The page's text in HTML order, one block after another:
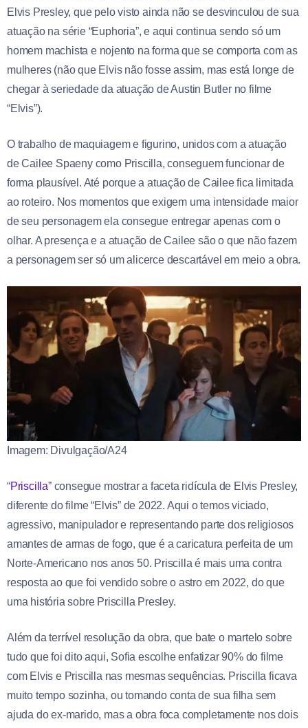
Elvis Presley, que pelo visto ainda não se desvinculou de sua
atuação na série “Euphoria”, e aqui continua sendo só um
homem machista e nojento na forma que se comporta com as
mulheres (não que Elvis não fosse assim, mas está longe de
chegar à seriedade da atuação de Austin Butler no filme
“Elvis”).
O trabalho de maquiagem e figurino, unidos com a atuação
de Cailee Spaeny como Priscilla, conseguem funcionar de
forma plausível. Até porque a atuação de Cailee fica limitada
ao roteiro. Nos momentos que exigem uma intensidade maior
de seu personagem ela consegue entregar apenas com o
olhar. A presença e a atuação de Cailee são o que não fazem
a personagem ser só um alicerce descartável em meio a obra.
Imagem: Divulgação/A24
“Priscilla” consegue mostrar a faceta ridícula de Elvis Presley,
diferente do filme “Elvis” de 2022. Aqui o temos viciado,
agressivo, manipulador e representando parte dos religiosos
amantes de armas de fogo, que é a caricatura perfeita de um
Norte-Americano nos anos 50. Priscilla é mais uma contra
resposta ao que foi vendido sobre o astro em 2022, do que
uma história sobre Priscilla Presley.
Além da terrível resolução da obra, que bate o martelo sobre
tudo que foi dito aqui, Sofia escolhe enfatizar 90% do filme
com Elvis e Priscilla nas mesmas sequências. Priscilla ficava
muito tempo sozinha, ou tomando conta de sua filha sem
ajuda do ex-marido, mas a obra foca completamente nos dois